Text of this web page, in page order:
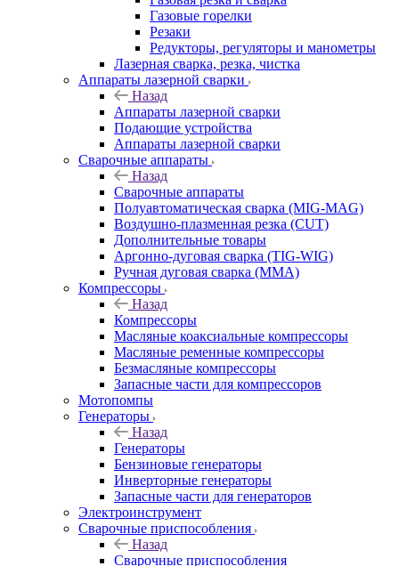
Газовые горелки
Резаки
Редукторы, регуляторы и манометры
Лазерная сварка, резка, чистка
Аппараты лазерной сварки
Назад
Аппараты лазерной сварки
Подающие устройства
Аппараты лазерной сварки
Сварочные аппараты
Назад
Сварочные аппараты
Полуавтоматическая сварка (MIG-MAG)
Воздушно-плазменная резка (CUT)
Дополнительные товары
Аргонно-дуговая сварка (TIG-WIG)
Ручная дуговая сварка (MMA)
Компрессоры
Назад
Компрессоры
Масляные коаксиальные компрессоры
Масляные ременные компрессоры
Безмасляные компрессоры
Запасные части для компрессоров
Мотопомпы
Генераторы
Назад
Генераторы
Бензиновые генераторы
Инверторные генераторы
Запасные части для генераторов
Электроинструмент
Сварочные приспособления
Назад
Сварочные приспособления